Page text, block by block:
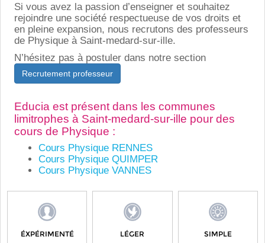
Si vous avez la passion d’enseigner et souhaitez
rejoindre une société respectueuse de vos droits et
en pleine expansion, nous recrutons des professeurs
de Physique à Saint-medard-sur-ille.
N’hésitez pas à postuler dans notre section
Recrutement professeur
Educia est présent dans les communes
limitrophes à Saint-medard-sur-ille pour des
cours de Physique :
Cours Physique RENNES
Cours Physique QUIMPER
Cours Physique VANNES
ÉXPÉRIMENTÉ LÉGER SIMPLE